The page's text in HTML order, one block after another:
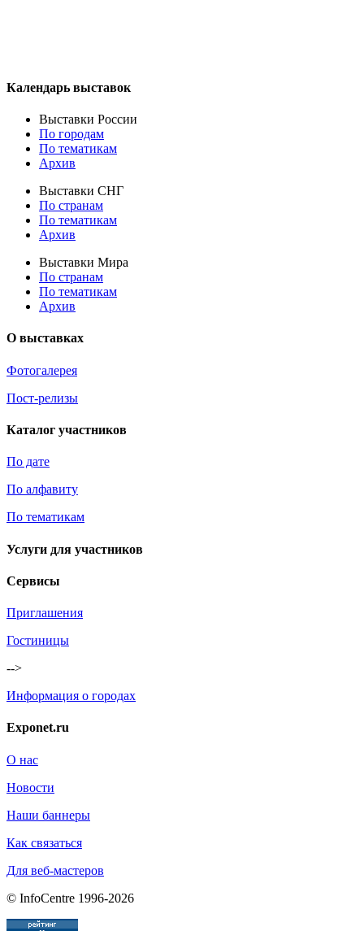
Календарь выставок
Выставки России
По городам
По тематикам
Архив
Выставки СНГ
По странам
По тематикам
Архив
Выставки Мира
По странам
По тематикам
Архив
О выставках
Фотогалерея
Пост-релизы
Каталог участников
По дате
По алфавиту
По тематикам
Услуги для участников
Сервисы
Приглашения
Гостиницы
-->
Информация о городах
Exponet.ru
О нас
Новости
Наши баннеры
Как связаться
Для веб-мастеров
© InfoCentre 1996-2026